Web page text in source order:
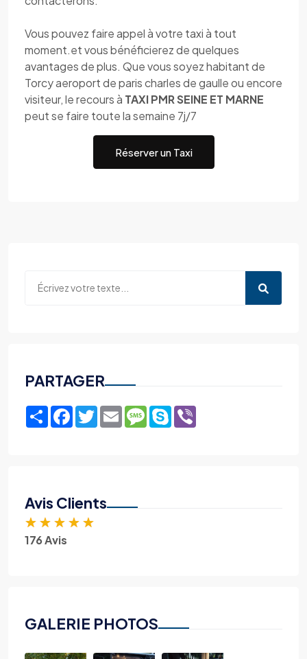
Vous pouvez faire appel à votre taxi à tout
moment.et vous bénéficierez de quelques
avantages de plus. Que vous soyez habitant de
Torcy aeroport de paris charles de gaulle ou encore
visiteur, le recours à TAXI PMR SEINE ET MARNE
peut se faire toute la semaine 7j/7
Réserver un Taxi
PARTAGER
ShareFacebook
TwitterEmailMessage
Skype
Avis Clients
★ ★ ★ ★ ★
176 Avis
GALERIE PHOTOS